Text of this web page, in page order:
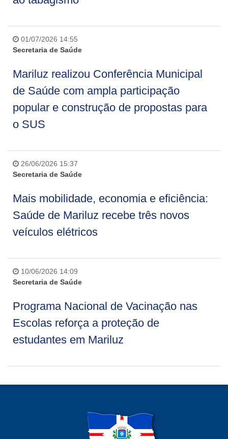
01/07/2026 14:55
Secretaria de Saúde
Mariluz realizou Conferência Municipal
de Saúde com ampla participação
popular e construção de propostas para
o SUS
26/06/2026 15:37
Secretaria de Saúde
Mais mobilidade, economia e eficiência:
Saúde de Mariluz recebe três novos
veículos elétricos
10/06/2026 14:09
Secretaria de Saúde
Programa Nacional de Vacinação nas
Escolas reforça a proteção de
estudantes em Mariluz